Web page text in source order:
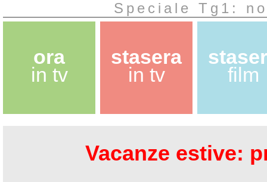
Speciale Tg1:
ora
in tv
stasera
in tv
film
Vacanze estive: